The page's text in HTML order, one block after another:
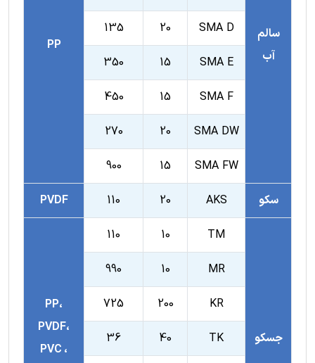
سالم
آب
PP
SMA D
20
135
SMA E
15
350
SMA F
15
450
SMA DW
20
270
SMA FW
15
900
سکو AKS
20
110
PVDF
جسکو
TM
10
110
PP،
PVDF،
PVC ،
MR
10
990
KR
200
725
TK
40
36